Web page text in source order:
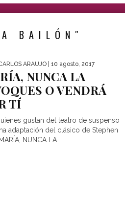
BAILÓN"
ARAUJO | 10 agosto, 2017
NUNCA LA
O VENDRÁ
TÍ
gustan del teatro de suspenso
adaptación del clásico de Stephen
NUNCA LA...